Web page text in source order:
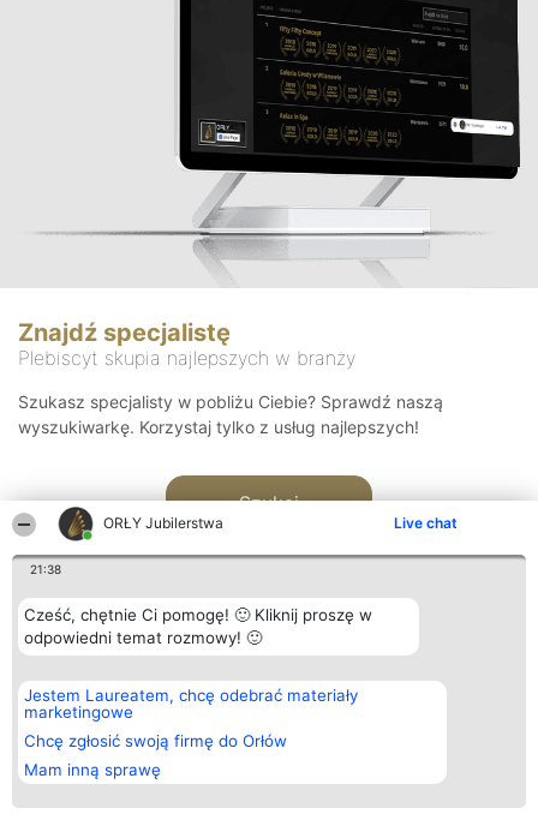
ORŁY Jubilerstwa Live chat
21:38
Cześć, chętnie Ci pomogę! 🙂 Kliknij proszę w
odpowiedni temat rozmowy! 🙂
Jestem Laureatem, chcę odebrać materiały
marketingowe
Chcę zgłosić swoją firmę do Orłów
Mam inną sprawę
Znajdź specjalistę
Plebiscyt skupia najlepszych w branży
Szukasz specjalisty w pobliżu Ciebie? Sprawdź naszą
wyszukiwarkę. Korzystaj tylko z usług najlepszych!
Szukaj
Organizator plebiscytu
Bright Side Solutions sp. z o.
o. sp. k.
ul. Ruska 22
Wrocław 50-079
KRS 0000749100 | Regon
381313360 | NIP 8943132676
Plebiscyt
Laureaci
wszystkich
Laureatów
Regulamin
Kontakt
Kontakt